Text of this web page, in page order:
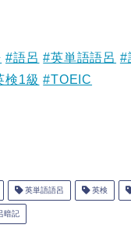
#語呂 #英単語語呂 #
検1級 #TOEIC
英単語語呂 英検
暗記